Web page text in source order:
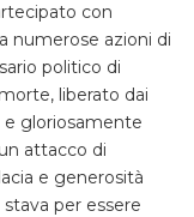
con
numerose azioni di
politico di
liberato dai
gloriosamente
attacco di
e generosità
per essere